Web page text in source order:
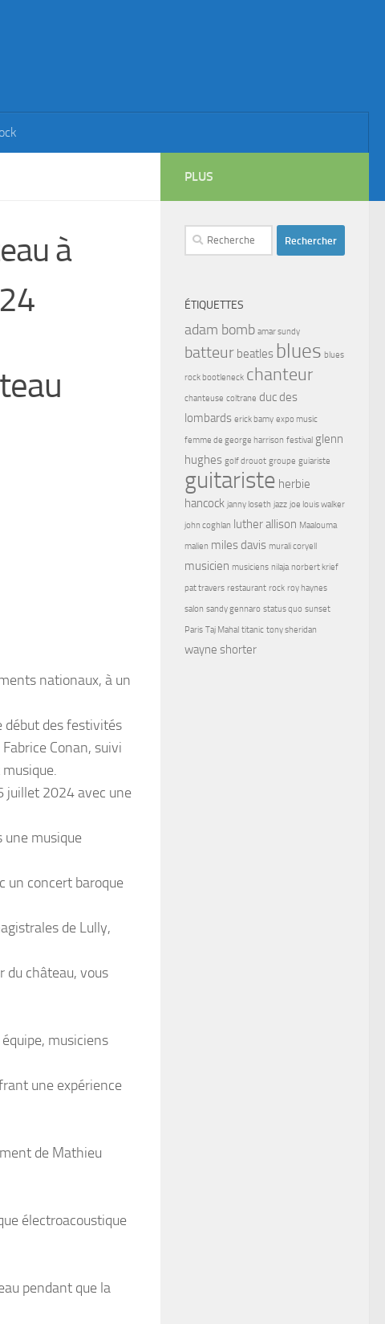
à
nationaux, à un
début des festivités
Conan, suivi
juillet 2024 avec une
une musique
un concert baroque
de Lully,
du château, vous
musiciens
une expérience
de Mathieu
électroacoustique
pendant que la
PLUS
Rechercher :
ÉTIQUETTES
adam bomb amar sundy
batteur beatles blues blues
rock bootleneck chanteur
chanteuse coltrane duc des
lombards erick bamy expo music
femme de george harrison festival glenn
hughes golf drouot groupe guiariste
guitariste herbie
hancock janny loseth jazz joe louis walker
john coghlan luther allison Maalouma
malien miles davis murali coryell
musicien musiciens nilaja norbert krief
pat travers restaurant rock roy haynes
salon sandy gennaro status quo sunset
Paris Taj Mahal titanic tony sheridan
wayne shorter